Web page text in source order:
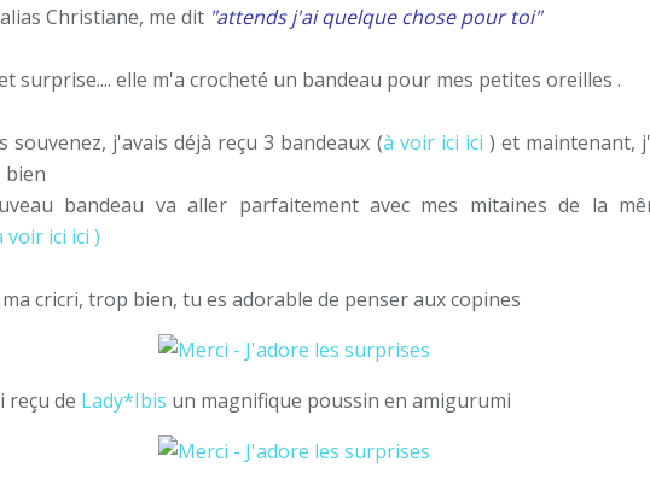
Christiane, me dit "attends j'ai quelque chose pour toi"
surprise.... elle m'a crocheté un bandeau pour mes petites oreilles .
souvenez, j'avais déjà reçu 3 bandeaux (à voir ici ici ) et maintenant,
bien
bandeau va aller parfaitement avec mes mitaines de la
voir ici ici )
ma cricri, trop bien, tu es adorable de penser aux copines
reçu de Lady*Ibis un magnifique poussin en amigurumi